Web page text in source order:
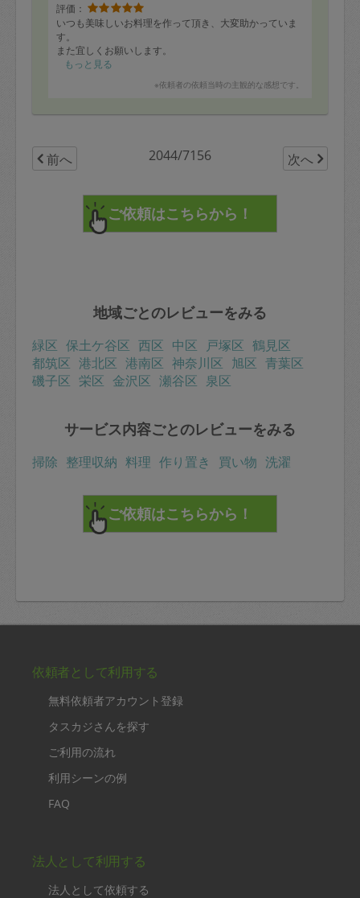
評価：
いつも美味しいお料理を作って頂き、大変助かっていま
す。
また宜しくお願いします。
もっと見る
※依頼者の依頼当時の主観的な感想です。
前へ 2044/7156 次へ
地域ごとのレビューをみる
緑区 保土ケ谷区 西区 中区 戸塚区 鶴見区
都筑区 港北区 港南区 神奈川区 旭区 青葉区
磯子区 栄区 金沢区 瀬谷区 泉区
サービス内容ごとのレビューをみる
掃除 整理収納 料理 作り置き 買い物 洗濯
依頼者として利用する
無料依頼者アカウント登録
タスカジさんを探す
ご利用の流れ
利用シーンの例
FAQ
法人として利用する
法人として依頼する